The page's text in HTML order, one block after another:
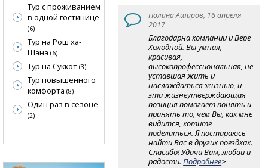
Полина Аширов, 16 апреля
2017
Благодарна компании и Вере
Холодной. Вы умная,
красивая,
высокопрофессиональная, не
уставшая жить и
наслаждаться жизнью, и
эта жизнеутверждающая
позиция помогает понять и
принять то, чем Вы, как мне
видится, хотите
поделиться. Я постараюсь
найти Вас в других поездках.
Спасибо! Удачи Вам, любви и
радости.Подробнее>
Тур с проживанием
в одной гостинице
(6)
Тур на Рош ха-
Шана (6)
Тур на Суккот (3)
Тур повышенного
комфорта (8)
Один раз в сезоне
(2)